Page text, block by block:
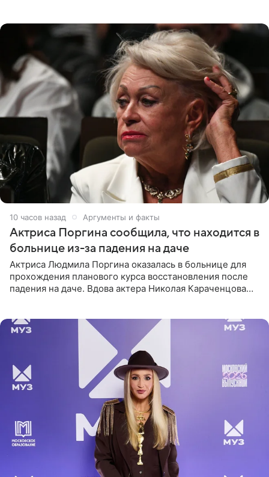
10 часов назад Аргументы и факты
Актриса Поргина сообщила, что находится в
больнице из-за падения на даче
Актриса Людмила Поргина оказалась в больнице для
прохождения планового курса восстановления после
падения на даче. Вдова актера Николая Караченцова